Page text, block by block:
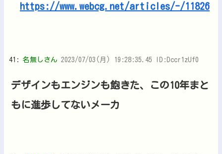
https://www.webcg.net/articles/-/11826
41: 名無しさん 2023/07/03(月) 19:28:35.45 ID:Dccr1zUf0
デザインもエンジンも飽きた、この10年まと
もに進歩してないメーカ